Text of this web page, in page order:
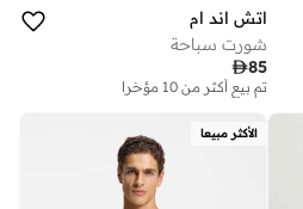
اتش اند ام
شورت سباحة
85
تم بيع أكثر من 10 مؤخرا
الأكثر مبيعا